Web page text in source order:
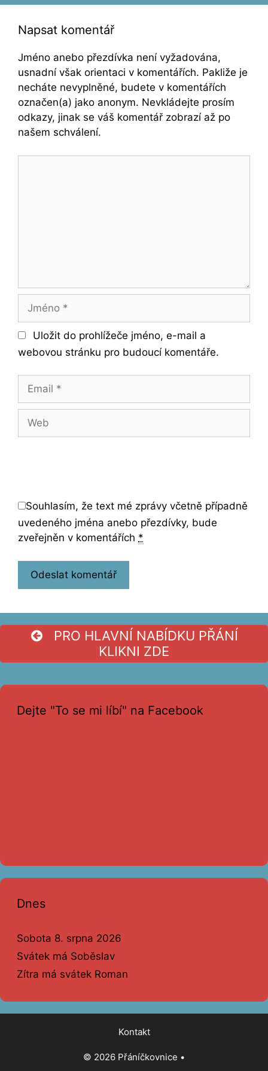
Napsat komentář
Jméno anebo přezdívka není vyžadována,
usnadní však orientaci v komentářích. Pakliže je
necháte nevyplněné, budete v komentářích
označen(a) jako anonym. Nevkládejte prosím
odkazy, jinak se váš komentář zobrazí až po
našem schválení.
Jméno
Uložit do prohlížeče jméno, e-mail a
webovou stránku pro budoucí komentáře.
Email
Web
Souhlasím, že text mé zprávy včetně případně
uvedeného jména anebo přezdívky, bude
zveřejněn v komentářích *
PRO HLAVNÍ NABÍDKU PŘÁNÍ
KLIKNI ZDE
Dejte "To se mi líbí" na Facebook
Dnes
Sobota 8. srpna 2026
Svátek má Soběslav
Zítra má svátek Roman
Kontakt
© 2026 Přáníčkovnice •